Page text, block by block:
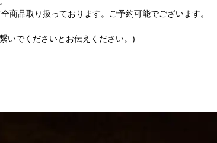
商品取り扱っております。ご予約可能でございます。
いでくださいとお伝えください。)